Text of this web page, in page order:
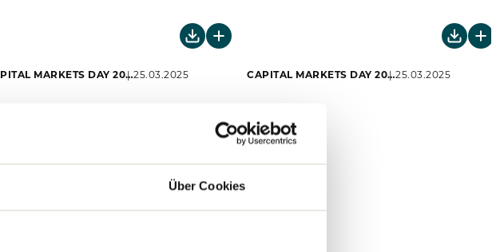
Über Cookies
CAPITAL MARKETS DAY 202425.03.2025 CAPITAL MARKETS DAY 202425.03.2025